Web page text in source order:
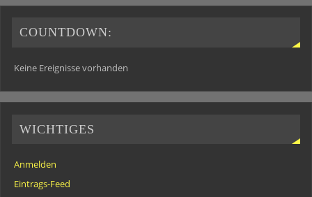
COUNTDOWN:
Keine Ereignisse vorhanden
WICHTIGES
Anmelden
Eintrags-Feed